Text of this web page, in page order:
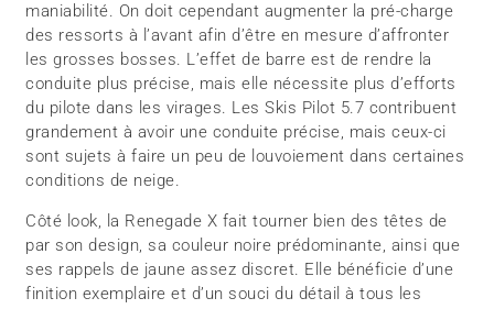
maniabilité. On doit cependant augmenter la pré-charge
des ressorts à l’avant afin d’être en mesure d’affronter
les grosses bosses. L’effet de barre est de rendre la
conduite plus précise, mais elle nécessite plus d’efforts
du pilote dans les virages. Les Skis Pilot 5.7 contribuent
grandement à avoir une conduite précise, mais ceux-ci
sont sujets à faire un peu de louvoiement dans certaines
conditions de neige.
Côté look, la Renegade X fait tourner bien des têtes de
par son design, sa couleur noire prédominante, ainsi que
ses rappels de jaune assez discret. Elle bénéficie d’une
finition exemplaire et d’un souci du détail à tous les